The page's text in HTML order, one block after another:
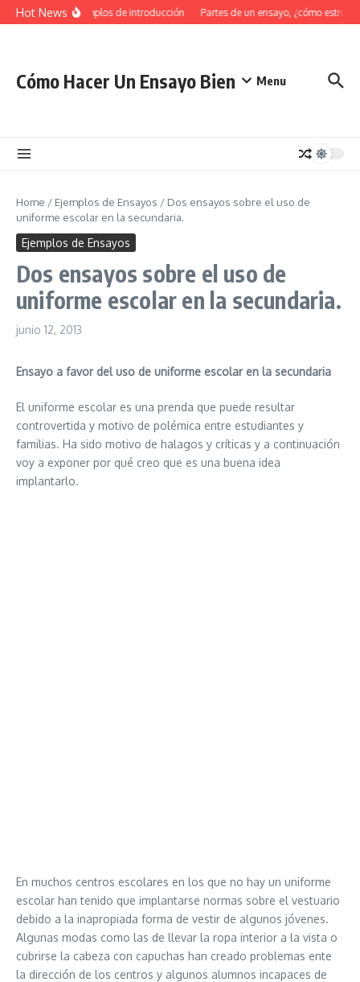
Saltar al contenido
Hot News34 Ejemplos de introducción Partes de un ensayo, ¿cómo
Cómo Hacer Un Ensayo Bien Menu
Home / Ejemplos de Ensayos / Dos ensayos sobre el uso de
uniforme escolar en la secundaria.
Ejemplos de Ensayos
Dos ensayos sobre el uso de
uniforme escolar en la secundaria.
junio 12, 2013
Ensayo a favor del uso de uniforme escolar en la secundaria
El uniforme escolar es una prenda que puede resultar
controvertida y motivo de polémica entre estudiantes y
familias. Ha sido motivo de halagos y críticas y a continuación
voy a exponer por qué creo que es una buena idea
implantarlo.
En muchos centros escolares en los que no hay un uniforme
escolar han tenido que implantarse normas sobre el vestuario
debido a la inapropiada forma de vestir de algunos jóvenes.
Algunas modas como las de llevar la ropa interior a la vista o
cubrirse la cabeza con capuchas han creado problemas ente
la dirección de los centros y algunos alumnos incapaces de